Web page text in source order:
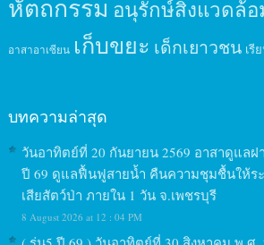
หัตถกรรม อนุรักษ์สิ่งแวดล้อ
อาสาอาเซียน เก็บขยะ เด็กเยาวชน เรี
บทความล่าสุด
วันอาทิตย์ที่ 20 กันยายน 2569 อาสาดูแลฝ
ปี 69 ดูแลฟื้นฟูสายน้ำ คืนความชุมชื้นให้ร
เสียสัตว์ป่า ภายใน 1 วัน จ.เพชรบุรี
8 August 2026 at 12 : 04 PM